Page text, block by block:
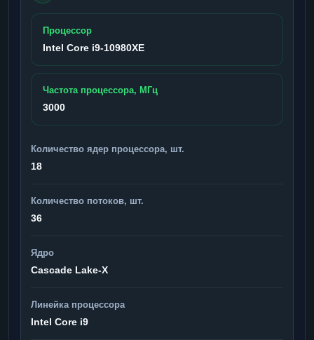
Процессор
Intel Core i9-10980XE
Частота процессора, МГц
3000
Количество ядер процессора, шт.
18
Количество потоков, шт.
36
Ядро
Cascade Lake-X
Линейка процессора
Intel Core i9